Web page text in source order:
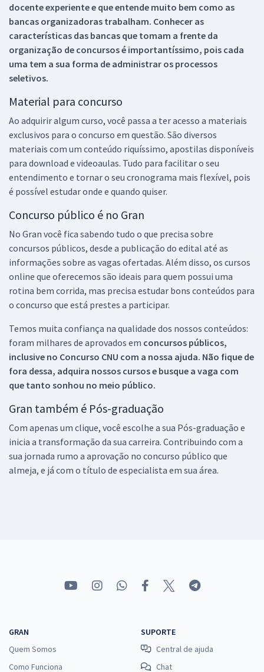
docente experiente e que entende muito bem como as
bancas organizadoras trabalham. Conhecer as
características das bancas que tomam a frente da
organização de concursos é importantíssimo, pois cada
uma tem a sua forma de administrar os processos
seletivos.
Material para concurso
Ao adquirir algum curso, você passa a ter acesso a materiais
exclusivos para o concurso em questão. São diversos
materiais com um conteúdo riquíssimo, apostilas disponíveis
para download e videoaulas. Tudo para facilitar o seu
entendimento e tornar o seu cronograma mais flexível, pois
é possível estudar onde e quando quiser.
Concurso público é no Gran
No Gran você fica sabendo tudo o que precisa sobre
concursos públicos, desde a publicação do edital até as
informações sobre as vagas ofertadas. Além disso, os cursos
online que oferecemos são ideais para quem possui uma
rotina bem corrida, mas precisa estudar bons conteúdos para
o concurso que está prestes a participar.
Temos muita confiança na qualidade dos nossos conteúdos:
foram milhares de aprovados em concursos públicos,
inclusive no Concurso CNU com a nossa ajuda. Não fique de
fora dessa, adquira nossos cursos e busque a vaga com
que tanto sonhou no meio público.
Gran também é Pós-graduação
Com apenas um clique, você escolhe a sua Pós-graduação e
inicia a transformação da sua carreira. Contribuindo com a
sua jornada rumo a aprovação no concurso público que
almeja, e já com o título de especialista em sua área.
GRAN
Quem Somos
Como Funciona
SUPORTE
Central de ajuda
Chat